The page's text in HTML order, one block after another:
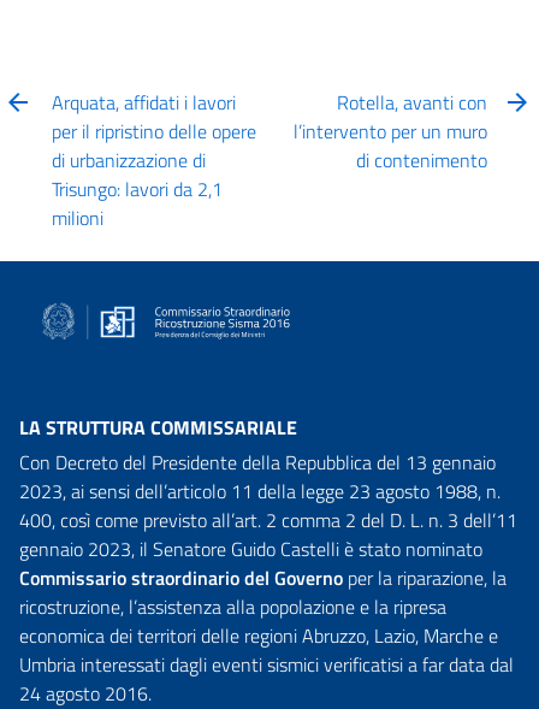
Arquata, affidati i lavori
per il ripristino delle opere
di urbanizzazione di
Trisungo: lavori da 2,1
milioni
Rotella, avanti con
l’intervento per un muro
di contenimento
LA STRUTTURA COMMISSARIALE
Con Decreto del Presidente della Repubblica del 13 gennaio
2023, ai sensi dell’articolo 11 della legge 23 agosto 1988, n.
400, così come previsto all’art. 2 comma 2 del D. L. n. 3 dell’11
gennaio 2023, il Senatore Guido Castelli è stato nominato
Commissario straordinario del Governo per la riparazione, la
ricostruzione, l’assistenza alla popolazione e la ripresa
economica dei territori delle regioni Abruzzo, Lazio, Marche e
Umbria interessati dagli eventi sismici verificatisi a far data dal
24 agosto 2016.